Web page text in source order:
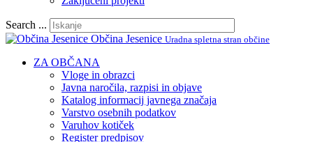
Search ...
Občina Jesenice Uradna spletna stran občine
ZA OBČANA
Vloge in obrazci
Javna naročila, razpisi in objave
Katalog informacij javnega značaja
Varstvo osebnih podatkov
Varuhov kotiček
Register predpisov